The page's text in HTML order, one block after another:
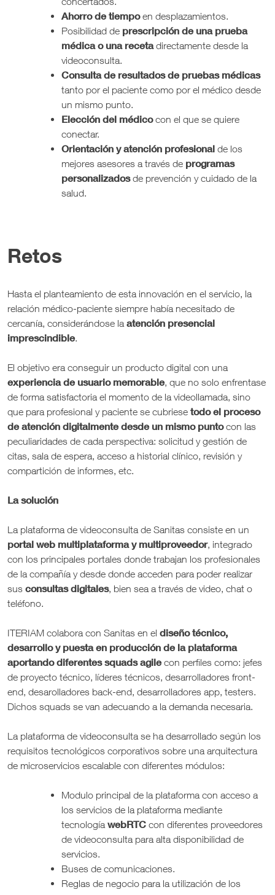
Ahorro de tiempoen desplazamientos.
Posibilidad de prescripción de una prueba
médica o una receta directamente desde la
videoconsulta.
Consulta de resultados de pruebas médicas
tanto por el paciente como por el médico desde
un mismo punto.
Elección del médicocon el que se quiere
conectar.
Orientación y atención profesional de los
mejores asesores a través de programas
personalizadosde prevención y cuidado de la
salud.
Retos
Hasta el planteamiento de esta innovación en el servicio, la
relación médico-paciente siempre había necesitado de
cercanía, considerándose la atención presencial
imprescindible
El objetivo era conseguir un producto digital con una
experiencia de usuario memorable , que no solo enfrentase
de forma satisfactoria el momento de la videollamada, sino
que para profesional y paciente se cubriese todo el proceso
de atención digitalmente desde un mismo puntocon las
peculiaridades de cada perspectiva: solicitud y gestión de
citas, sala de espera, acceso a historial clínico, revisión y
compartición de informes, etc.
La solución
La plataforma de videoconsulta de Sanitas consiste en un
portal web multiplataforma y multiproveedor, integrado
con los principales portales donde trabajan los profesionales
de la compañía y desde donde acceden para poder realizar
sus consultas digitales, bien sea a través de video, chat o
teléfono.
ITERIAM colabora con Sanitas en el diseño técnico,
desarrollo y puesta en producción de la plataforma
aportando diferentes squads agile con perfiles como: jefes
de proyecto técnico, líderes técnicos, desarrolladores front-
end, desarolladores back-end, desarrolladores app, testers.
Dichos squads se van adecuando a la demanda necesaria.
La plataforma de videoconsulta se ha desarrollado según los
requisitos tecnológicos corporativos sobre una arquitectura
de microservicios escalable con diferentes módulos:
Modulo principal de la plataforma con acceso a
los servicios de la plataforma mediante
tecnología webRTC con diferentes proveedores
de videoconsulta para alta disponibilidad de
servicios.
Buses de comunicaciones.
Reglas de negocio para la utilización de los